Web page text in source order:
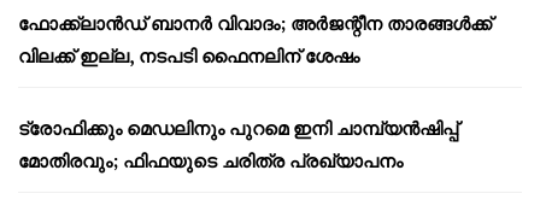
ഫോക്ക്‌ലാൻഡ് ബാനർ വിവാദം; അർജന്റീന താരങ്ങൾക്ക്
വിലക്ക് ഇല്ല, നടപടി ഫൈനലിന് ശേഷം
ട്രോഫിക്കും മെഡലിനും പുറമെ ഇനി ചാമ്പ്യൻഷിപ്പ്
മോതിരവും; ഫിഫയുടെ ചരിത്ര പ്രഖ്യാപനം